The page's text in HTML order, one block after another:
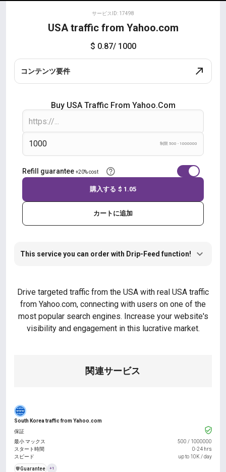
サービスID: 17498
USA traffic from Yahoo.com
$ 0.87/ 1000
コンテンツ要件
Buy USA Traffic From Yahoo.com
制限 500 - 1000000
Refill guarantee +20% cost
カートに追加
購入する $ 1.05
This service you can order with Drip-Feed function!
Drive targeted traffic from the USA with real USA traffic
from Yahoo.com, connecting with users on one of the
most popular search engines. Increase your website's
visibility and engagement in this lucrative market.
関連サービス
South Korea traffic from Yahoo.com
保証
最小 マックス
500 / 1000000
スタート時間
0-24 hrs
スピード
up to 10K / day
️🛡️Guarantee +1